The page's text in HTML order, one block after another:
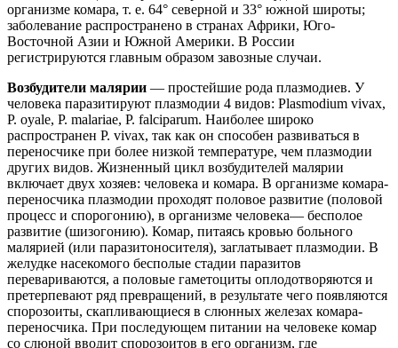
организме комара, т. е. 64° северной и 33° южной широты;
заболевание распространено в странах Африки, Юго-
Восточной Азии и Южной Америки. В России
регистрируются главным образом завозные случаи.
Возбудители малярии — простейшие рода плазмодиев. У
человека паразитируют плазмодии 4 видов: Plasmodium vivax,
P. oyale, P. malariae, P. falciparum. Наиболее широко
распространен Р. vivax, так как он способен развиваться в
переносчике при более низкой температуре, чем плазмодии
других видов. Жизненный цикл возбудителей малярии
включает двух хозяев: человека и комара. В организме комара-
переносчика плазмодии проходят половое развитие (половой
процесс и спорогонию), в организме человека— бесполое
развитие (шизогонию). Комар, питаясь кровью больного
малярией (или паразитоносителя), заглатывает плазмодии. В
желудке насекомого бесполые стадии паразитов
перевариваются, а половые гаметоциты оплодотворяются и
претерпевают ряд превращений, в результате чего появляются
спорозоиты, скапливающиеся в слюнных железах комара-
переносчика. При последующем питании на человеке комар
со слюной вводит спорозоитов в его организм, где